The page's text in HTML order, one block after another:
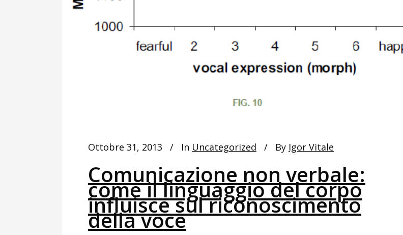
Ottobre 31, 2013 In Uncategorized By Igor Vitale
Comunicazione non verbale:
come il linguaggio del corpo
influisce sul riconoscimento
della voce